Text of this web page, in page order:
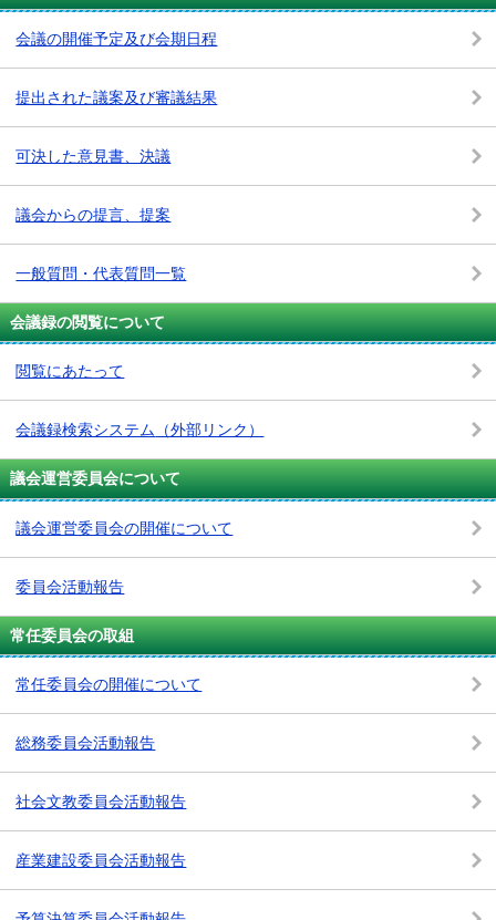
会議の開催予定及び会期日程
提出された議案及び審議結果
可決した意見書、決議
議会からの提言、提案
一般質問・代表質問一覧
会議録の閲覧について
閲覧にあたって
会議録検索システム （外部リンク）
議会運営委員会について
議会運営委員会の開催について
委員会活動報告
常任委員会の取組
常任委員会の開催について
総務委員会活動報告
社会文教委員会活動報告
産業建設委員会活動報告